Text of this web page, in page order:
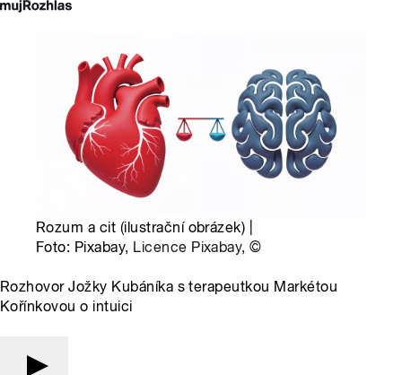
Rozum a cit (ilustrační obrázek) |
Foto: Pixabay, Licence Pixabay,©
Rozhovor Jožky Kubáníka s terapeutkou Markétou
Kořínkovou o intuici